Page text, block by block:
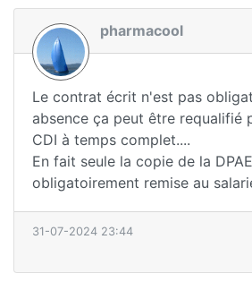
pharmacool
Le contrat écrit n'est pas
absence ça peut être requalifié
CDI à temps complet....
En fait seule la copie de la
obligatoirement remise au
31-07-2024 23:44